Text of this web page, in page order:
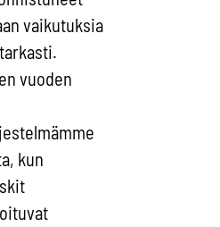
vaikutuksia
vuoden
kun